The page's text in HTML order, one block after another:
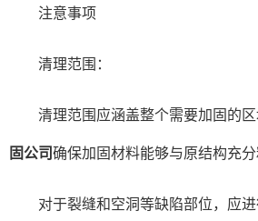
注意事项
清理范围：
清理范围应涵盖整个需要加固的区
固公司确保加固材料能够与原结构充分
对于裂缝和空洞等缺陷部位，应进